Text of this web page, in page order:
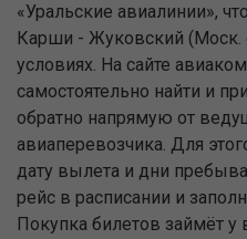
«Уральские авиалинии»,
Карши - Жуковский (Моск.
условиях. На сайте
самостоятельно найти и
обратно напрямую от
авиаперевозчика. Для
дату вылета и дни
рейс в расписании и
Покупка билетов займёт